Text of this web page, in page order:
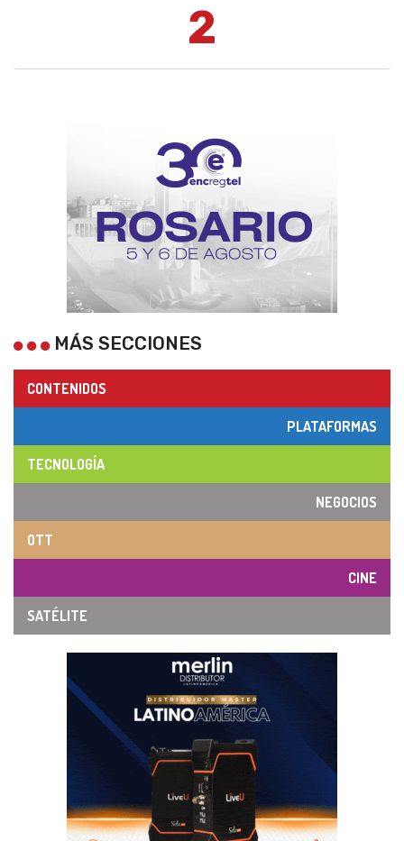
2
MÁS SECCIONES
CONTENIDOS
PLATAFORMAS
TECNOLOGÍA
NEGOCIOS
OTT
CINE
SATÉLITE